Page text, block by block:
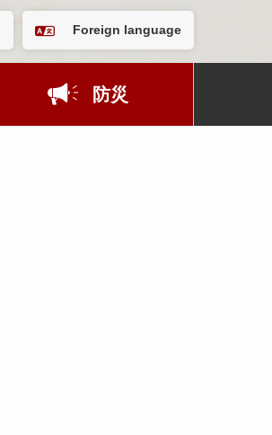
Foreign language
防災